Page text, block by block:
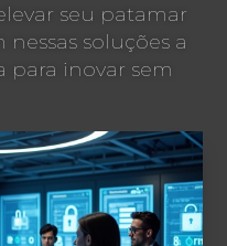
seu patamar
soluções a
para inovar sem